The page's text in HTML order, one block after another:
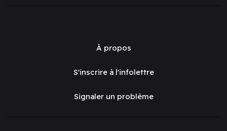
À propos
S'inscrire à l'infolettre
Signaler un problème